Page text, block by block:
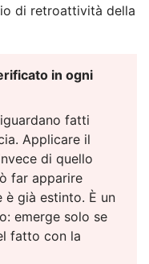
di retroattività della
in ogni
fatti
Applicare il
di quello
far apparire
è già estinto. È un
emerge solo se
fatto con la